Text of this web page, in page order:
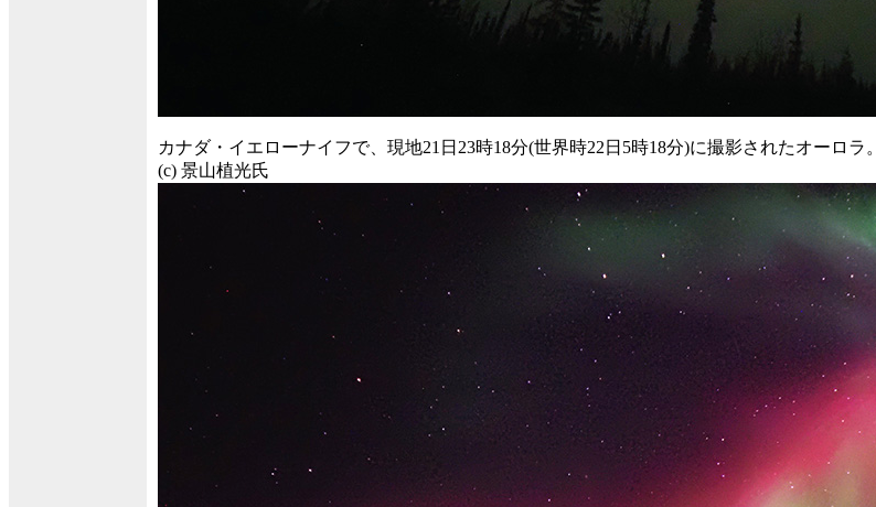
カナダ・イエローナイフで、現地21日23時18分(世界時22日5時18分)に撮影されたオーロラ。
(c) 景山植光氏